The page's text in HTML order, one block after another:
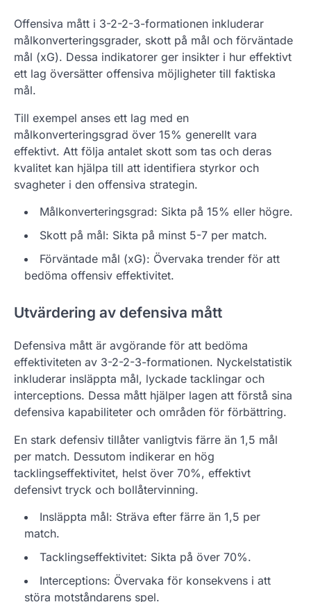
Offensiva mått i 3-2-2-3-formationen inkluderar
målkonverteringsgrader, skott på mål och förväntade
mål (xG). Dessa indikatorer ger insikter i hur effektivt
ett lag översätter offensiva möjligheter till faktiska
mål.
Till exempel anses ett lag med en
målkonverteringsgrad över 15% generellt vara
effektivt. Att följa antalet skott som tas och deras
kvalitet kan hjälpa till att identifiera styrkor och
svagheter i den offensiva strategin.
Målkonverteringsgrad: Sikta på 15% eller högre.
Skott på mål: Sikta på minst 5-7 per match.
Förväntade mål (xG): Övervaka trender för att
bedöma offensiv effektivitet.
Utvärdering av defensiva mått
Defensiva mått är avgörande för att bedöma
effektiviteten av 3-2-2-3-formationen. Nyckelstatistik
inkluderar insläppta mål, lyckade tacklingar och
interceptions. Dessa mått hjälper lagen att förstå sina
defensiva kapabiliteter och områden för förbättring.
En stark defensiv tillåter vanligtvis färre än 1,5 mål
per match. Dessutom indikerar en hög
tacklingseffektivitet, helst över 70%, effektivt
defensivt tryck och bollåtervinning.
Insläppta mål: Sträva efter färre än 1,5 per
match.
Tacklingseffektivitet: Sikta på över 70%.
Interceptions: Övervaka för konsekvens i att
störa motståndarens spel.